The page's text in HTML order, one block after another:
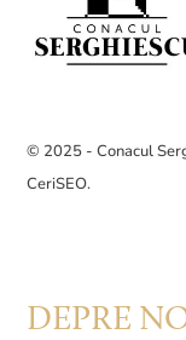
© 2025 - Conacul
CeriSEO.
DEPRE